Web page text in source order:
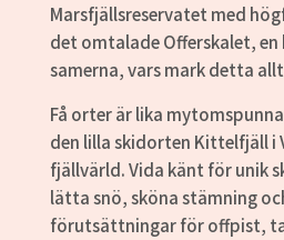
Marsfjällsreservatet med
det omtalade Offerskalet,
samerna, vars mark detta
Få orter är lika
den lilla skidorten Kittelfjäll i
fjällvärld. Vida känt för unik
lätta snö, sköna stämning
förutsättningar för offpist,